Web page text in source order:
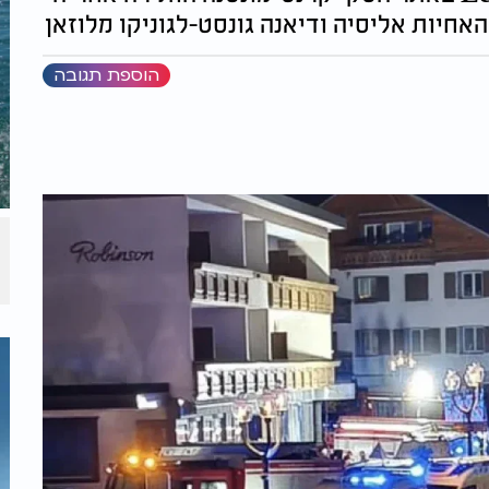
אליסיה ודיאנה גונסט-לגוניקו מלוזאן
הוספת תגובה